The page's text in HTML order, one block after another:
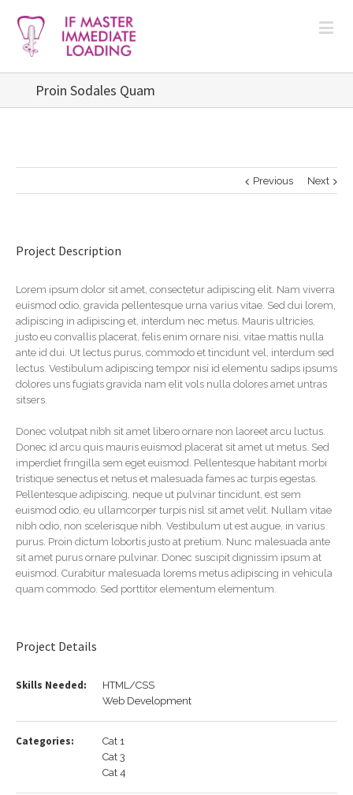
Proin Sodales Quam
Previous Next
Project Description
Lorem ipsum dolor sit amet, consectetur adipiscing elit. Nam viverra
euismod odio, gravida pellentesque urna varius vitae. Sed dui lorem,
adipiscing in adipiscing et, interdum nec metus. Mauris ultricies,
justo eu convallis placerat, felis enim ornare nisi, vitae mattis nulla
ante id dui. Ut lectus purus, commodo et tincidunt vel, interdum sed
lectus. Vestibulum adipiscing tempor nisi id elementu sadips ipsums
dolores uns fugiats gravida nam elit vols nulla dolores amet untras
sitsers.
Donec volutpat nibh sit amet libero ornare non laoreet arcu luctus.
Donec id arcu quis mauris euismod placerat sit amet ut metus. Sed
imperdiet fringilla sem eget euismod. Pellentesque habitant morbi
tristique senectus et netus et malesuada fames ac turpis egestas.
Pellentesque adipiscing, neque ut pulvinar tincidunt, est sem
euismod odio, eu ullamcorper turpis nisl sit amet velit. Nullam vitae
nibh odio, non scelerisque nibh. Vestibulum ut est augue, in varius
purus. Proin dictum lobortis justo at pretium. Nunc malesuada ante
sit amet purus ornare pulvinar. Donec suscipit dignissim ipsum at
euismod. Curabitur malesuada lorems metus adipiscing in vehicula
quam commodo. Sed porttitor elementum elementum.
Project Details
Skills Needed:
HTML/CSS
Web Development
Categories:
Cat 1
Cat 3
Cat 4